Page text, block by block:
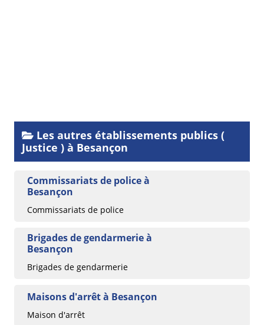
Les autres établissements publics (
Justice ) à Besançon
Commissariats de police à
Besançon
Commissariats de police
Brigades de gendarmerie à
Besançon
Brigades de gendarmerie
Maisons d'arrêt à Besançon
Maison d'arrêt